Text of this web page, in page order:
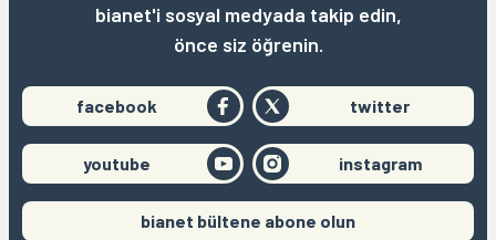
bianet'i sosyal medyada takip edin,
önce siz öğrenin.
facebook twitter
youtube instagram
bianet bültene abone olun